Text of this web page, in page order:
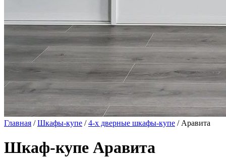
Главная /Шкафы-купе /4-х дверные шкафы-купе / Аравита
Шкаф-купе Аравита